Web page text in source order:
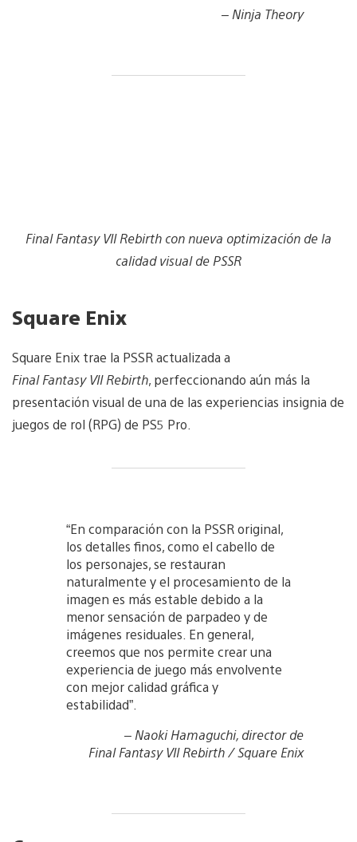
– Ninja Theory
Final Fantasy VII Rebirth con nueva optimización de la
calidad visual de PSSR
Square Enix
Square Enix trae la PSSR actualizada a
Final Fantasy VII Rebirth, perfeccionando aún más la
presentación visual de una de las experiencias insignia de
juegos de rol (RPG) de PS5 Pro.
“En comparación con la PSSR original,
los detalles finos, como el cabello de
los personajes, se restauran
naturalmente y el procesamiento de la
imagen es más estable debido a la
menor sensación de parpadeo y de
imágenes residuales. En general,
creemos que nos permite crear una
experiencia de juego más envolvente
con mejor calidad gráfica y
estabilidad”.
– Naoki Hamaguchi, director de
Final Fantasy VII Rebirth / Square Enix